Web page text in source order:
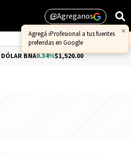
library_addAgreganos
×
Agregá iProfesional a tus fuentes
preferidas en Google
0.34%$1,520.00 DÓLAR